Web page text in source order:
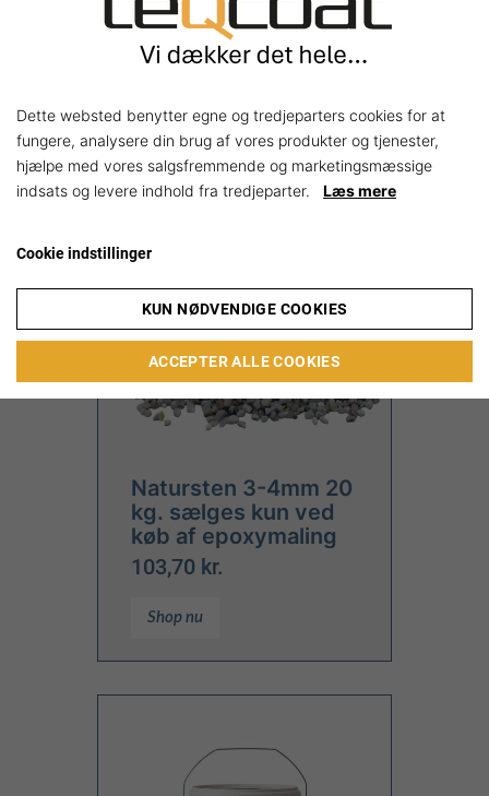
Relaterede produkter
Natursten 3-4mm 20
kg. sælges kun ved
køb af epoxymaling
103,70 kr.
Shop nu
Dette websted benytter egne og tredjeparters cookies for at
fungere, analysere din brug af vores produkter og tjenester,
hjælpe med vores salgsfremmende og marketingsmæssige
indsats og levere indhold fra tredjeparter. Læs mere
Cookie indstillinger
KUN NØDVENDIGE COOKIES
ACCEPTER ALLE COOKIES